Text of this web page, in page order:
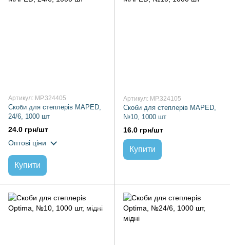
Артикул: MP.324405
Скоби для степлерів MAPED,
24/6, 1000 шт
24.0 грн/шт
Оптові ціни
Купити
Артикул: MP.324105
Скоби для степлерів MAPED,
№10, 1000 шт
16.0 грн/шт
Купити